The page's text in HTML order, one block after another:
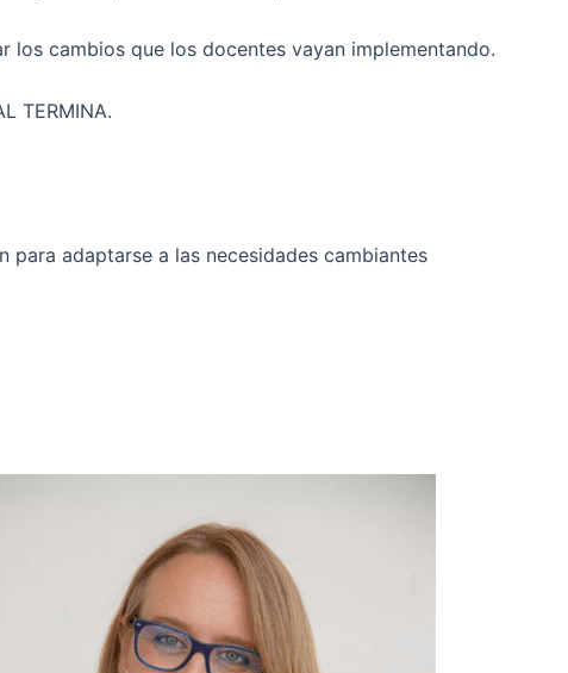
cambios que los docentes vayan implementando.
TERMINA.
para adaptarse a las necesidades cambiantes